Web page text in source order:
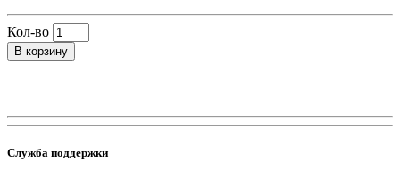
Кол-во
В корзину
Служба поддержки